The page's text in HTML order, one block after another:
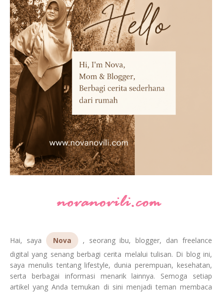
Hai, saya Nova
, seorang ibu, blogger, dan freelance
digital yang senang berbagi cerita melalui tulisan. Di blog ini,
saya menulis tentang lifestyle, dunia perempuan, kesehatan,
serta berbagai informasi menarik lainnya. Semoga setiap
artikel yang Anda temukan di sini menjadi teman membaca